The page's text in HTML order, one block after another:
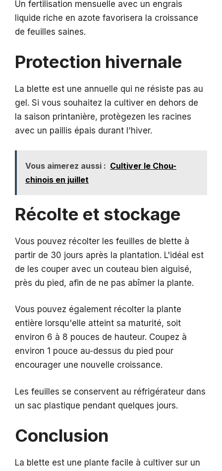
Un fertilisation mensuelle avec un engrais
liquide riche en azote favorisera la croissance
de feuilles saines.
Protection hivernale
La blette est une annuelle qui ne résiste pas au
gel. Si vous souhaitez la cultiver en dehors de
la saison printanière, protègezen les racines
avec un paillis épais durant l'hiver.
Vous aimerez aussi : Cultiver le Chou-
chinois en juillet
Récolte et stockage
Vous pouvez récolter les feuilles de blette à
partir de 30 jours après la plantation. L'idéal est
de les couper avec un couteau bien aiguisé,
près du pied, afin de ne pas abîmer la plante.
Vous pouvez également récolter la plante
entière lorsqu'elle atteint sa maturité, soit
environ 6 à 8 pouces de hauteur. Coupez à
environ 1 pouce au-dessus du pied pour
encourager une nouvelle croissance.
Les feuilles se conservent au réfrigérateur dans
un sac plastique pendant quelques jours.
Conclusion
La blette est une plante facile à cultiver sur un